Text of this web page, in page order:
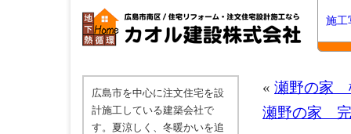
施工
« 瀬野の家
瀬野の家 完
広島市を中心に注文住宅を設
計施工している建築会社で
す。夏涼しく、冬暖かいを追